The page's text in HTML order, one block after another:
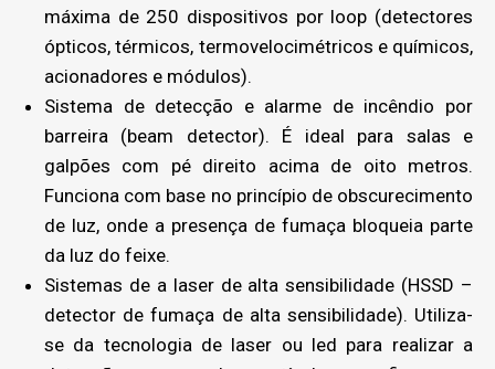
máxima de 250 dispositivos por loop (detectores
ópticos, térmicos, termovelocimétricos e químicos,
acionadores e módulos).
Sistema de detecção e alarme de incêndio por
barreira (beam detector). É ideal para salas e
galpões com pé direito acima de oito metros.
Funciona com base no princípio de obscurecimento
de luz, onde a presença de fumaça bloqueia parte
da luz do feixe.
Sistemas de a laser de alta sensibilidade (HSSD –
detector de fumaça de alta sensibilidade). Utiliza-
se da tecnologia de laser ou led para realizar a